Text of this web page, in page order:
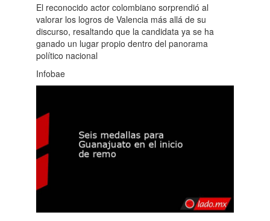
El reconocido actor colombiano sorprendió al
valorar los logros de Valencia más allá de su
discurso, resaltando que la candidata ya se ha
ganado un lugar propio dentro del panorama
político nacional
Infobae